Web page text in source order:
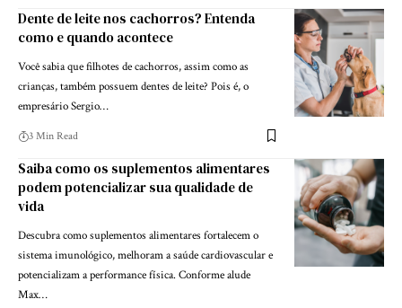
Dente de leite nos cachorros? Entenda
como e quando acontece
Você sabia que filhotes de cachorros, assim como as
crianças, também possuem dentes de leite? Pois é, o
empresário Sergio…
3 Min Read
Saiba como os suplementos alimentares
podem potencializar sua qualidade de
vida
Descubra como suplementos alimentares fortalecem o
sistema imunológico, melhoram a saúde cardiovascular e
potencializam a performance física. Conforme alude
Max…